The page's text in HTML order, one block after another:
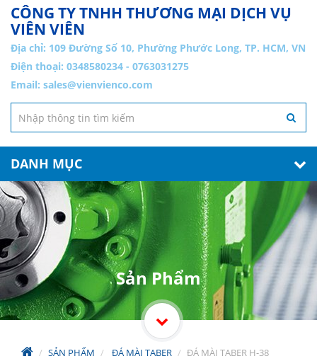
CÔNG TY TNHH THƯƠNG MẠI DỊCH VỤ
VIÊN VIÊN
Địa chỉ: 109 Đường Số 10, Phường Phước Long, TP. HCM, VN
Điện thoại: 0348580234 - 0763031275
Email: sales@vienvienco.com
DANH MỤC
SẢN PHẨM ĐÁ MÀI TABER ĐÁ MÀI TABER H-38
Sản Phẩm